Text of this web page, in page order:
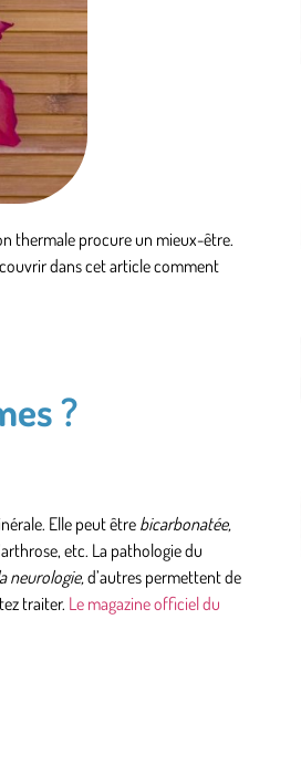
thermale procure un mieux-être.
dans cet article comment
?
Elle peut êtrebicarbonatée,
etc. La pathologie du
neurologie,d’autres permettent de
traiter. Le magazine officiel du